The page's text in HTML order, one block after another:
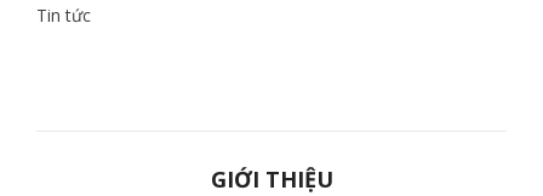
Tin tức
GIỚI THIỆU